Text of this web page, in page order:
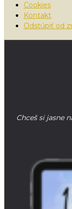
Cookies
Kontakt
Odstúpiť od
Chceš si jasne